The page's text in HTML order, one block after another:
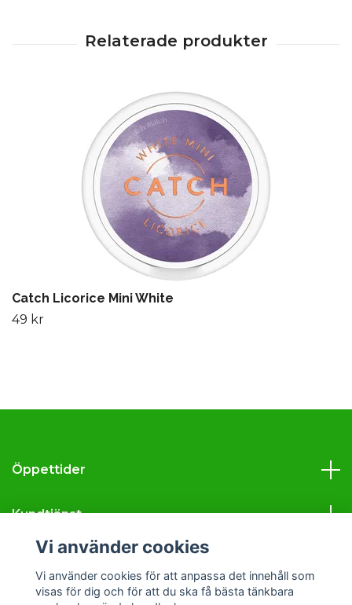
Catch Licorice Mini White
49 kr
Öppettider
Kundtjänst
Läs mer
Vi använder cookies
Vi använder cookies för att anpassa det innehåll som
visas för dig och för att du ska få bästa tänkbara